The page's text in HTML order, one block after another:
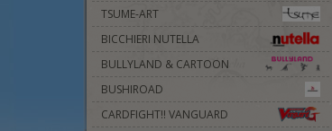
TSUME-ART
BICCHIERI NUTELLA
BULLYLAND & CARTOON
BUSHIROAD
CARDFIGHT!! VANGUARD